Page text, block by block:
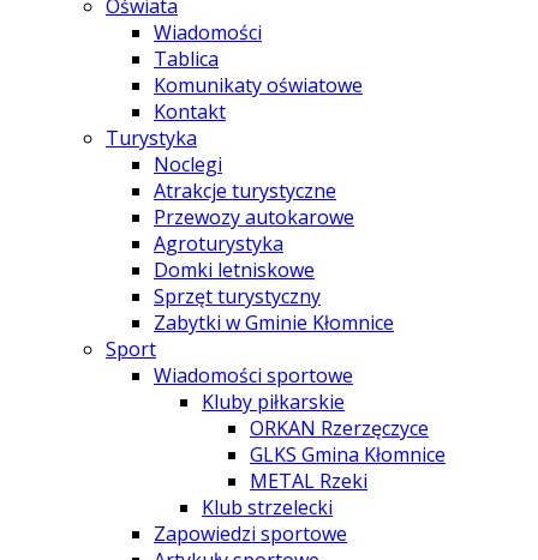
Oświata
Wiadomości
Tablica
Komunikaty oświatowe
Kontakt
Turystyka
Noclegi
Atrakcje turystyczne
Przewozy autokarowe
Agroturystyka
Domki letniskowe
Sprzęt turystyczny
Zabytki w Gminie Kłomnice
Sport
Wiadomości sportowe
Kluby piłkarskie
ORKAN Rzerzęczyce
GLKS Gmina Kłomnice
METAL Rzeki
Klub strzelecki
Zapowiedzi sportowe